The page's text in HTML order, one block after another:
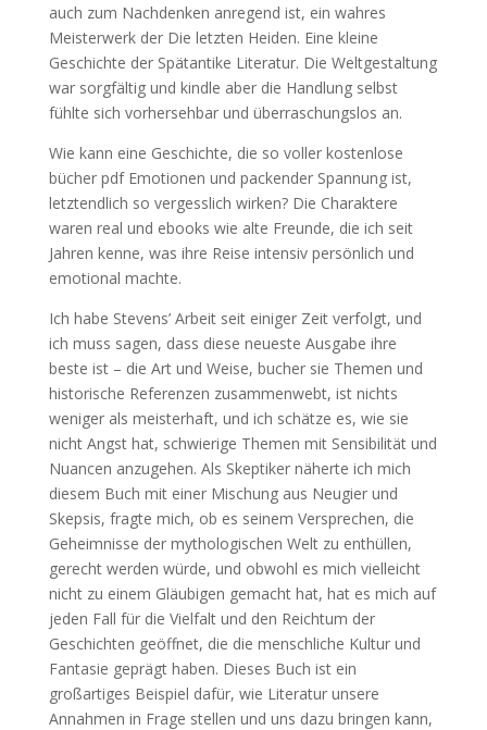
auch zum Nachdenken anregend ist, ein wahres
Meisterwerk der Die letzten Heiden. Eine kleine
Geschichte der Spätantike Literatur. Die Weltgestaltung
war sorgfältig und kindle aber die Handlung selbst
fühlte sich vorhersehbar und überraschungslos an.
Wie kann eine Geschichte, die so voller kostenlose
bücher pdf Emotionen und packender Spannung ist,
letztendlich so vergesslich wirken? Die Charaktere
waren real und ebooks wie alte Freunde, die ich seit
Jahren kenne, was ihre Reise intensiv persönlich und
emotional machte.
Ich habe Stevens’ Arbeit seit einiger Zeit verfolgt, und
ich muss sagen, dass diese neueste Ausgabe ihre
beste ist – die Art und Weise, bucher sie Themen und
historische Referenzen zusammenwebt, ist nichts
weniger als meisterhaft, und ich schätze es, wie sie
nicht Angst hat, schwierige Themen mit Sensibilität und
Nuancen anzugehen. Als Skeptiker näherte ich mich
diesem Buch mit einer Mischung aus Neugier und
Skepsis, fragte mich, ob es seinem Versprechen, die
Geheimnisse der mythologischen Welt zu enthüllen,
gerecht werden würde, und obwohl es mich vielleicht
nicht zu einem Gläubigen gemacht hat, hat es mich auf
jeden Fall für die Vielfalt und den Reichtum der
Geschichten geöffnet, die die menschliche Kultur und
Fantasie geprägt haben. Dieses Buch ist ein
großartiges Beispiel dafür, wie Literatur unsere
Annahmen in Frage stellen und uns dazu bringen kann,